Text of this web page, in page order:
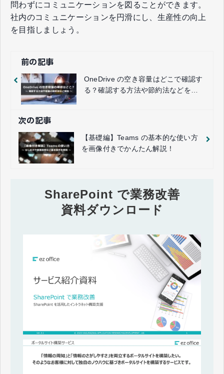
問わずにコミュニケーションを図ることができます。
社内のコミュニケーションを円滑にし、生産性の向上
を目指しましょう。
前の記事
OneDrive の空き容量はどこで確認す
る？確認する方法や節約法などを伝
次の記事
【基礎編】Teams の基本的な使い方
を画像付きでかんたん解説！
SharePoint で業務改善
資料ダウンロード